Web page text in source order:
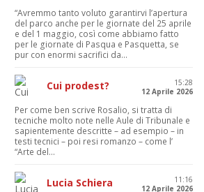
“Avremmo tanto voluto garantirvi l’apertura
del parco anche per le giornate del 25 aprile
e del 1 maggio, così come abbiamo fatto
per le giornate di Pasqua e Pasquetta, se
pur con enormi sacrifici da...
Cui prodest?
15:28
12 Aprile 2026
Per come ben scrive Rosalio, si tratta di
tecniche molto note nelle Aule di Tribunale e
sapientemente descritte – ad esempio – in
testi tecnici – poi resi romanzo – come l’
“Arte del...
Lucia Schiera
11:16
12 Aprile 2026